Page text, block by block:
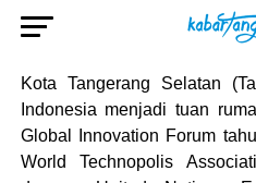
Kota Tangerang Selatan
Indonesia menjadi tuan
Global Innovation Forum
World Technopolis